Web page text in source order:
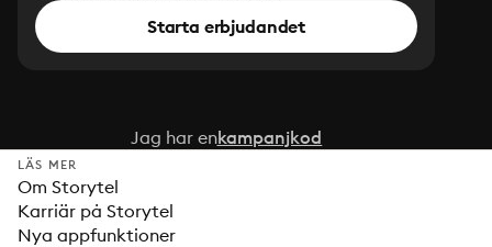
Starta erbjudandet
Jag har enkampanjkod
LÄS MER
Om Storytel
Karriär på Storytel
Nya appfunktioner